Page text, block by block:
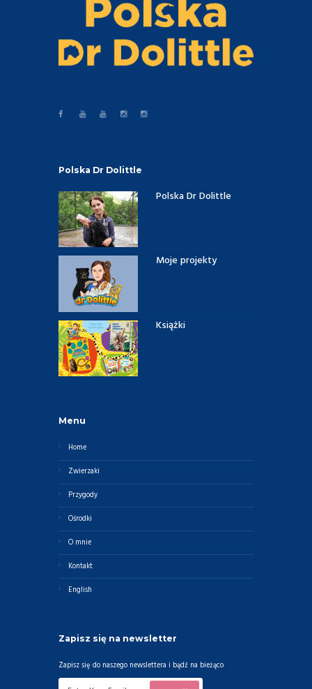
Polska Dr Dolittle
Polska Dr Dolittle
Moje projekty
Książki
Menu
Home
Zwierzaki
Przygody
Ośrodki
O mnie
Kontakt
English
Zapisz się na newsletter
Zapisz się do naszego newslettera i bądź na bieżąco